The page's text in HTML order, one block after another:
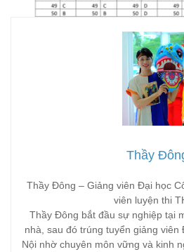
Thầy
Thầy Đông – Giảng viên Đại học
viên luyện thi
Thầy Đông bắt đầu sự nghiệp tại
nhà, sau đó trúng tuyển giảng viên
Nội nhờ chuyên môn vững và kinh